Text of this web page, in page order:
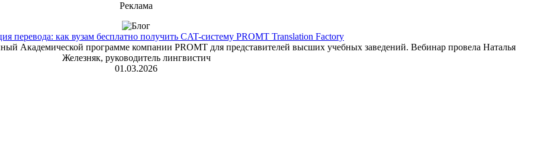
Реклама
перевода: как вузам бесплатно получить CAT-систему PROMT Translation Factory
Академической программе компании PROMT для представителей высших учебных заведений. Вебинар провела Наталья
Железняк, руководитель лингвистич
01.03.2026